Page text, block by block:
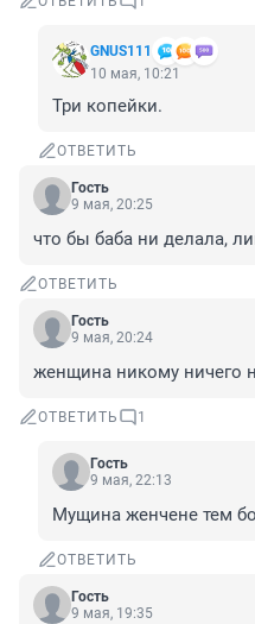
GNUS111
10 мая, 10:21
Три копейки.
ОТВЕТИТЬ
Гость
9 мая, 20:25
что бы баба ни делала,
ОТВЕТИТЬ
Гость
9 мая, 20:24
женщина никому ничего
ОТВЕТИТЬ 1
Гость
9 мая, 22:13
Мущина женчене тем
ОТВЕТИТЬ
Гость
9 мая, 19:35